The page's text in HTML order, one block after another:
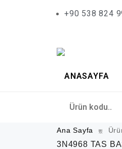
+90 538 824
ANASAYFA
Ana Sayfa
3N4968 TAS